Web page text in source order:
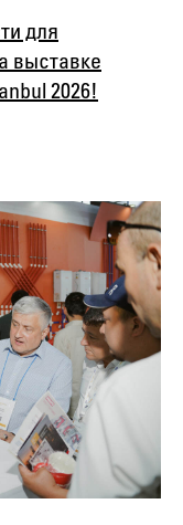
для
выставке
2026!